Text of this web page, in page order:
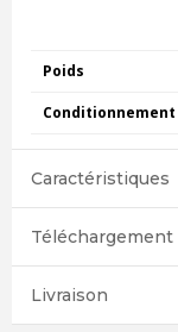
Poids
Conditionnement
Caractéristiques
Téléchargement
Livraison